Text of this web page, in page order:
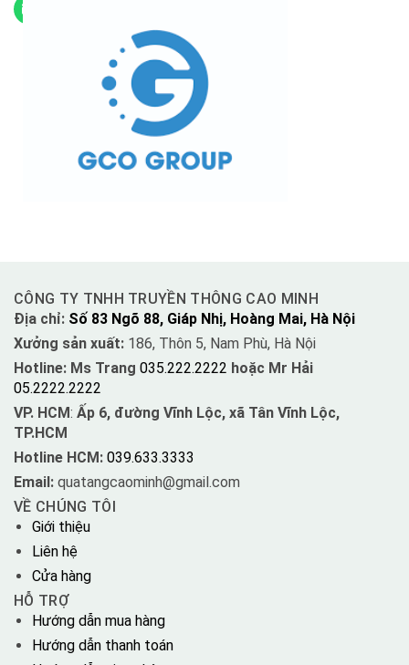
CÔNG TY TNHH TRUYỀN THÔNG CAO MINH
Địa chỉ: Số 83 Ngõ 88, Giáp Nhị, Hoàng Mai, Hà Nội
Xưởng sản xuất: 186, Thôn 5, Nam Phù, Hà Nội
Hotline: Ms Trang 035.222.2222 hoặc Mr Hải
05.2222.2222
VP. HCM: Ấp 6, đường Vĩnh Lộc, xã Tân Vĩnh Lộc,
TP.HCM
Hotline HCM: 039.633.3333
Email: quatangcaominh@gmail.com
VỀ CHÚNG TÔI
Giới thiệu
Liên hệ
Cửa hàng
HỖ TRỢ
Hướng dẫn mua hàng
Hướng dẫn thanh toán